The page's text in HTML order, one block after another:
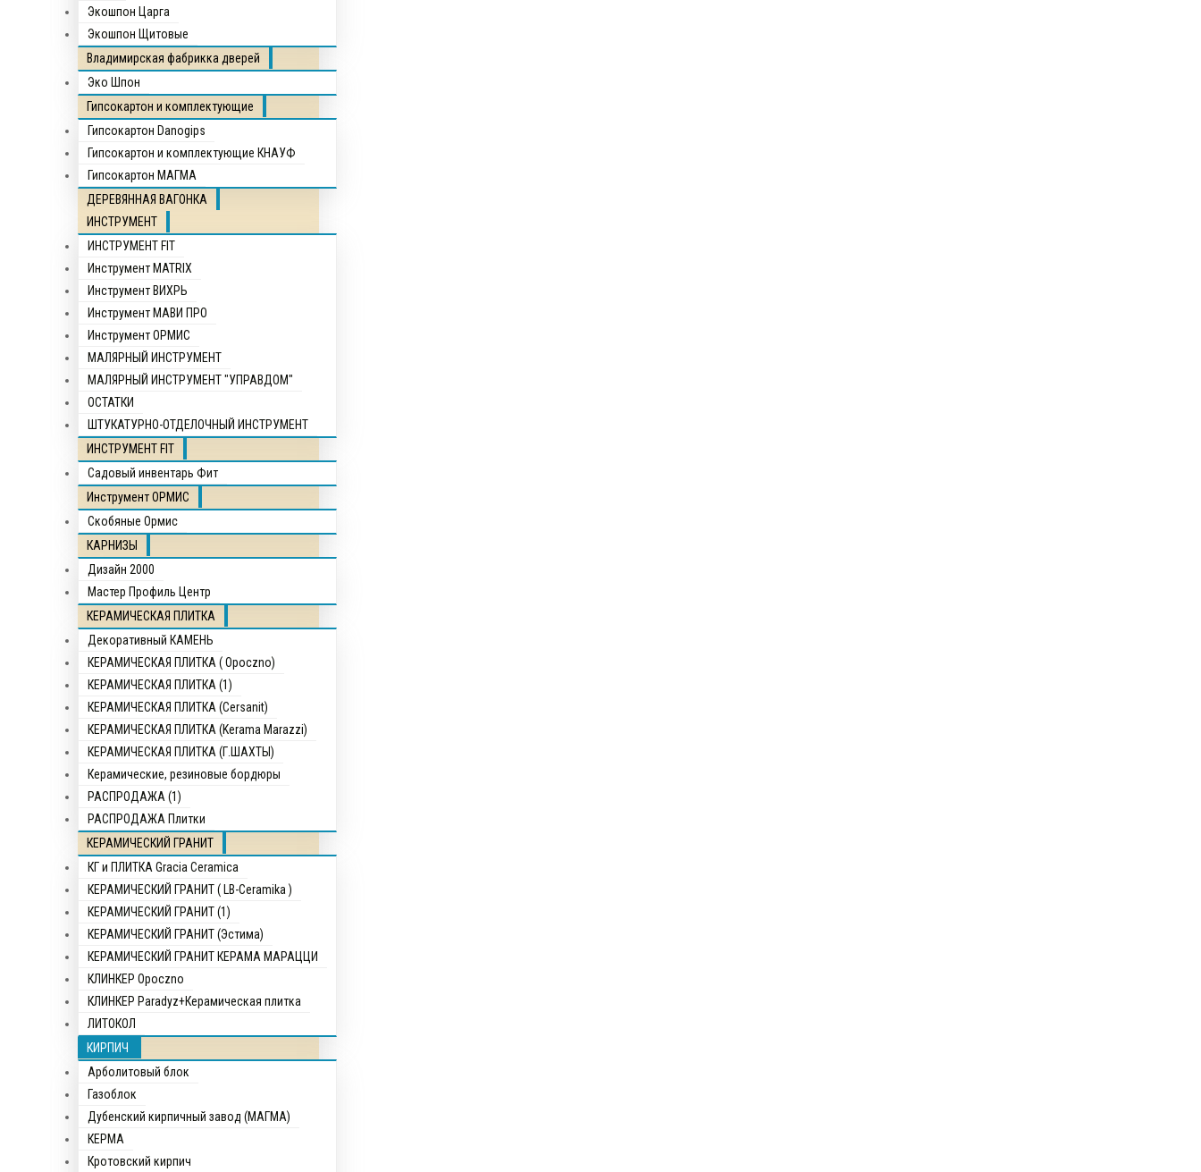
Экошпон Царга
Экошпон Щитовые
Владимирская фабрикка дверей
Эко Шпон
Гипсокартон и комплектующие
Гипсокартон Danogips
Гипсокартон и комплектующие КНАУФ
Гипсокартон МАГМА
ДЕРЕВЯННАЯ ВАГОНКА
ИНСТРУМЕНТ
ИНСТРУМЕНТ FIT
Инструмент MATRIX
Инструмент ВИХРЬ
Инструмент МАВИ ПРО
Инструмент ОРМИС
МАЛЯРНЫЙ ИНСТРУМЕНТ
МАЛЯРНЫЙ ИНСТРУМЕНТ "УПРАВДОМ"
ОСТАТКИ
ШТУКАТУРНО-ОТДЕЛОЧНЫЙ ИНСТРУМЕНТ
ИНСТРУМЕНТ FIT
Садовый инвентарь Фит
Инструмент ОРМИС
Скобяные Ормис
КАРНИЗЫ
Дизайн 2000
Мастер Профиль Центр
КЕРАМИЧЕСКАЯ ПЛИТКА
Декоративный КАМЕНЬ
КЕРАМИЧЕСКАЯ ПЛИТКА ( Opocznо)
КЕРАМИЧЕСКАЯ ПЛИТКА (1)
КЕРАМИЧЕСКАЯ ПЛИТКА (Cersanit)
КЕРАМИЧЕСКАЯ ПЛИТКА (Kerama Marazzi)
КЕРАМИЧЕСКАЯ ПЛИТКА (Г.ШАХТЫ)
Керамические, резиновые бордюры
РАСПРОДАЖА (1)
РАСПРОДАЖА Плитки
КЕРАМИЧЕСКИЙ ГРАНИТ
КГ и ПЛИТКА Gracia Ceramica
КЕРАМИЧЕСКИЙ ГРАНИТ ( LB-Ceramika )
КЕРАМИЧЕСКИЙ ГРАНИТ (1)
КЕРАМИЧЕСКИЙ ГРАНИТ (Эстима)
КЕРАМИЧЕСКИЙ ГРАНИТ КЕРАМА МАРАЦЦИ
КЛИНКЕР Opocznо
КЛИНКЕР Paradyz+Керамическая плитка
ЛИТОКОЛ
КИРПИЧ
Арболитовый блок
Газоблок
Дубенский кирпичный завод (МАГМА)
КЕРМА
Кротовский кирпич